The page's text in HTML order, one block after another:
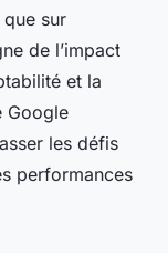
sur
de l’impact
et la
Google
les défis
performances